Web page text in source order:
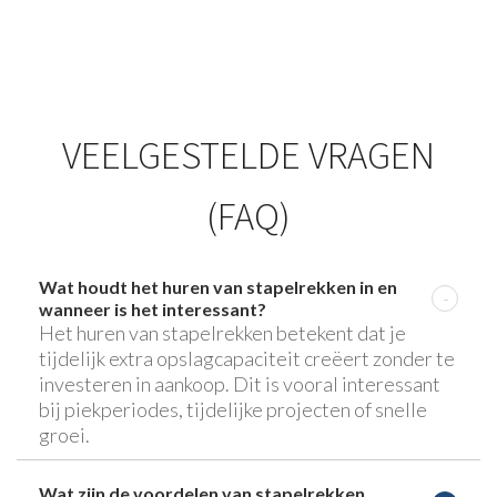
VEELGESTELDE VRAGEN
(FAQ)
Wat houdt het huren van stapelrekken in en
wanneer is het interessant?
Het huren van stapelrekken betekent dat je
tijdelijk extra opslagcapaciteit creëert zonder te
investeren in aankoop. Dit is vooral interessant
bij piekperiodes, tijdelijke projecten of snelle
groei.